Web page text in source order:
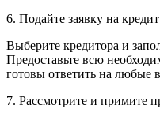
6. Подайте заявку на кредит
Выберите кредитора и
Предоставьте всю
готовы ответить на любые
7. Рассмотрите и примите